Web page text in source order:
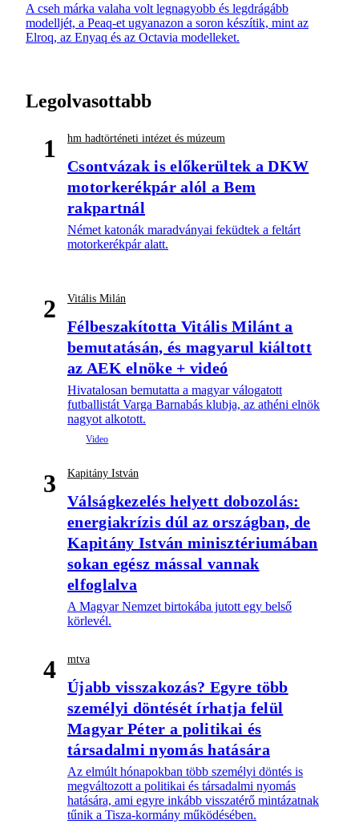
A cseh márka valaha volt legnagyobb és legdrágább
modelljét, a Peaq-et ugyanazon a soron készítik, mint az
Elroq, az Enyaq és az Octavia modelleket.
Legolvasottabb
1 hm hadtörténeti intézet és múzeum
Csontvázak is előkerültek a DKW
motorkerékpár alól a Bem
rakpartnál
Német katonák maradványai feküdtek a feltárt
motorkerékpár alatt.
2 Vitális Milán
Félbeszakította Vitális Milánt a
bemutatásán, és magyarul kiáltott
az AEK elnöke + videó
Hivatalosan bemutatta a magyar válogatott
futballistát Varga Barnabás klubja, az athéni elnök
nagyot alkotott.
3 Kapitány István
Válságkezelés helyett dobozolás:
energiakrízis dúl az országban, de
Kapitány István minisztériumában
sokan egész mással vannak
elfoglalva
A Magyar Nemzet birtokába jutott egy belső
körlevél.
4 mtva
Újabb visszakozás? Egyre több
személyi döntését írhatja felül
Magyar Péter a politikai és
társadalmi nyomás hatására
Az elmúlt hónapokban több személyi döntés is
megváltozott a politikai és társadalmi nyomás
hatására, ami egyre inkább visszatérő mintázatnak
tűnik a Tisza-kormány működésében.